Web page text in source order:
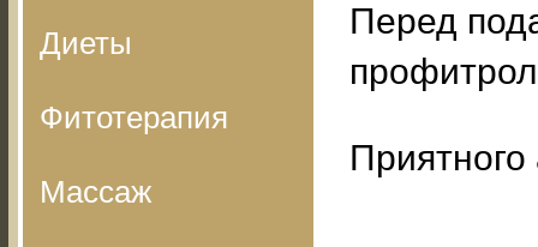
Диеты
Фитотерапия
Массаж
Перед
Приятного